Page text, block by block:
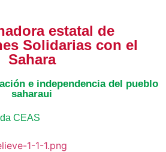
estatal de
Solidarias con el
Sahara
e independencia del pueblo
saharaui
CEAS